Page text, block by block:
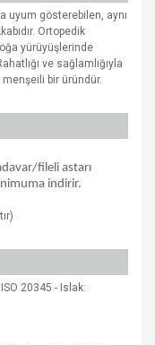
uyum gösterebilen, aynı
Ortopedik
yürüyüşlerinde
ve sağlamlığıyla
menşeili bir üründür.
fileli astarı
indirir.
20345 - Islak: